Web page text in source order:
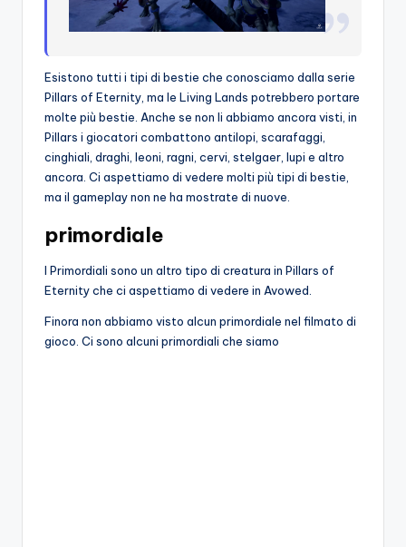
Esistono tutti i tipi di bestie che conosciamo dalla serie
Pillars of Eternity, ma le Living Lands potrebbero portare
molte più bestie. Anche se non li abbiamo ancora visti, in
Pillars i giocatori combattono antilopi, scarafaggi,
cinghiali, draghi, leoni, ragni, cervi, stelgaer, lupi e altro
ancora. Ci aspettiamo di vedere molti più tipi di bestie,
ma il gameplay non ne ha mostrate di nuove.
primordiale
I Primordiali sono un altro tipo di creatura in Pillars of
Eternity che ci aspettiamo di vedere in Avowed.
Finora non abbiamo visto alcun primordiale nel filmato di
gioco. Ci sono alcuni primordiali che siamo